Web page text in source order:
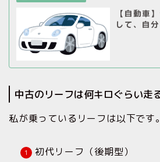
【自動車
して、自
中古のリーフは何キロぐらい走
私が乗っているリーフは以下です。
初代リーフ（後期型）